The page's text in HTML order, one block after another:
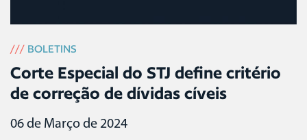
/// BOLETINS
Corte Especial do STJ define critério
de correção de dívidas cíveis
06 de Março de 2024